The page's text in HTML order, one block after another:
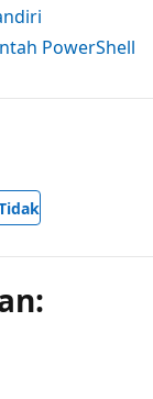
PowerShell